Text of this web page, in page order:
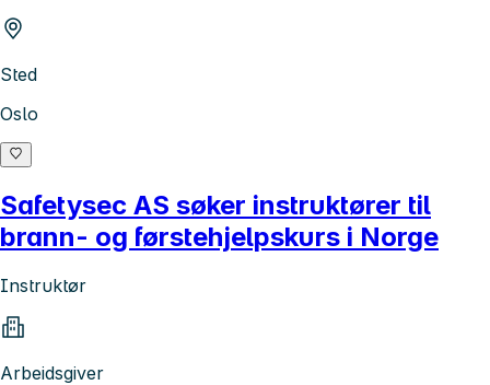
Sted
Oslo
Safetysec AS søker instruktører til
brann- og førstehjelpskurs i Norge
Instruktør
Arbeidsgiver